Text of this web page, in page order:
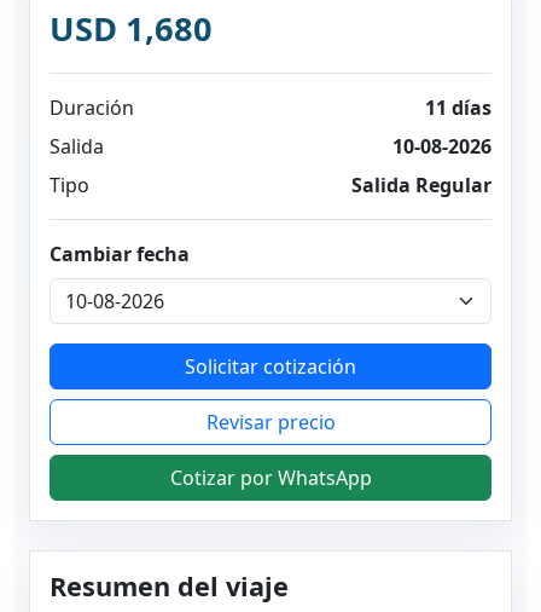
Resumen del viaje
USD 1,680
Duración
11 días
Salida
10-08-2026
Tipo
Salida Regular
Cambiar fecha
Solicitar cotización
Revisar precio
Cotizar por WhatsApp